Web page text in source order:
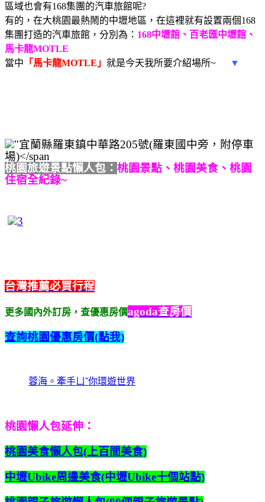
區域也會有168集團的汽車旅館呢?
有的，在大桃園最熱鬧的中壢地區，在這裡就有設置兩個168
集團打造的汽車旅館，分別為： 168中壢館、百老匯中壢館、
馬卡龍MOTLE
當中 「馬卡龍MOTLE」 就是今天我所要介紹場所~ ▼
桃園旅遊景點懶人包： 桃園景點、桃園美食、桃園
住宿全紀錄~
台灣推薦必買行程
更多國內外訂房，查優惠房價agoda查房價
查詢桃園優惠房價(點我)
蓉海。牽手ㄩˇ你環遊世界
桃園懶人包延伸：
桃園美食懶人包(上百間美食)
中壢Ubike周邊美食(中壢Ubike十個站點)